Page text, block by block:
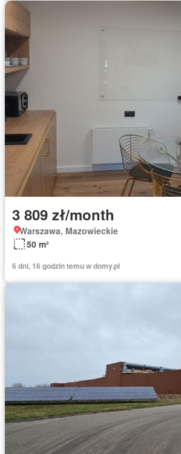
3 809 zł/month
Warszawa, Mazowieckie
50 m²
6 dni, 16 godzin temu w domy.pl